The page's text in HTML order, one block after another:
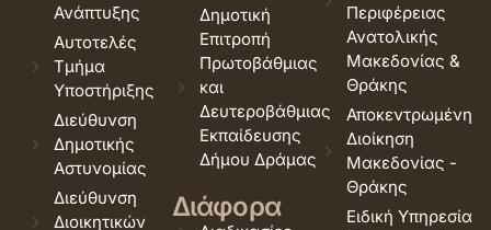
Ανάπτυξης
Αυτοτελές
Τμήμα
Υποστήριξης
Διεύθυνση
Δημοτικής
Αστυνομίας
Διεύθυνση
Διοικητικών
Δημοτική
Επιτροπή
Πρωτοβάθμιας
και
Δευτεροβάθμιας
Εκπαίδευσης
Δήμου Δράμας
Διάφορα
Περιφέρειας
Ανατολικής
Μακεδονίας &
Θράκης
Αποκεντρωμένη
Διοίκηση
Μακεδονίας -
Θράκης
Ειδική Υπηρεσία